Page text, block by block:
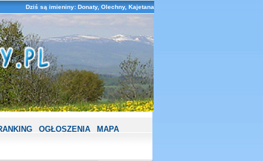
Dziś są imieniny: Donaty, Olechny, Kajetana
OGŁOSZENIA MAPA